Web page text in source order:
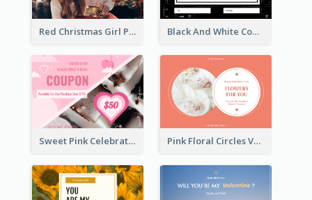
Red Christmas Girl Photo Gift Card Black And White Computer Photo New Year Gift Card
Sweet Pink Celebration Gift Card Template Design Pink Floral Circles Valentines Day Gift Card